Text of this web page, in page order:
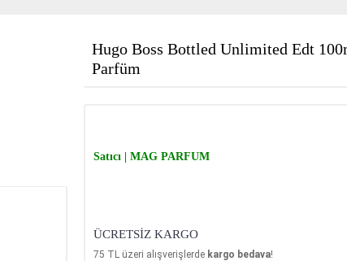
Hugo Boss Bottled Unlimited Edt
Parfüm
Satıcı | MAG PARFUM
ÜCRETSİZ KARGO
75 TL üzeri alışverişlerde kargo bedava!